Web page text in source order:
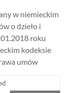
w niemieckim
o dzieło i
roku
kodeksie
umów